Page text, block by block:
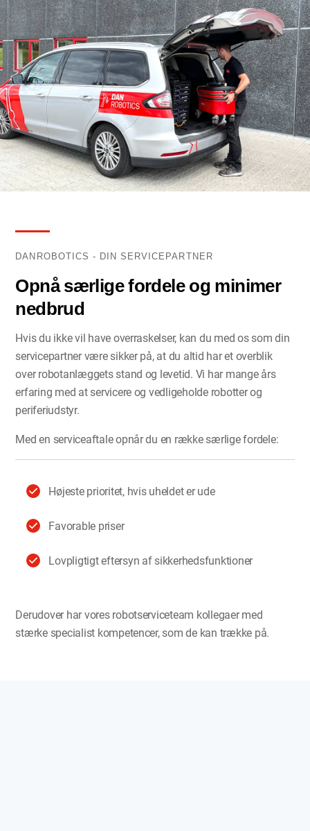
DANROBOTICS - DIN SERVICEPARTNER
Opnå særlige fordele og minimer
nedbrud
Hvis du ikke vil have overraskelser, kan du med os som din
servicepartner være sikker på, at du altid har et overblik
over robotanlæggets stand og levetid. Vi har mange års
erfaring med at servicere og vedligeholde robotter og
periferiudstyr.
Med en serviceaftale opnår du en række særlige fordele:
Højeste prioritet, hvis uheldet er ude
Favorable priser
Lovpligtigt eftersyn af sikkerhedsfunktioner
Derudover har vores robotserviceteam kollegaer med
stærke specialist kompetencer, som de kan trække på.